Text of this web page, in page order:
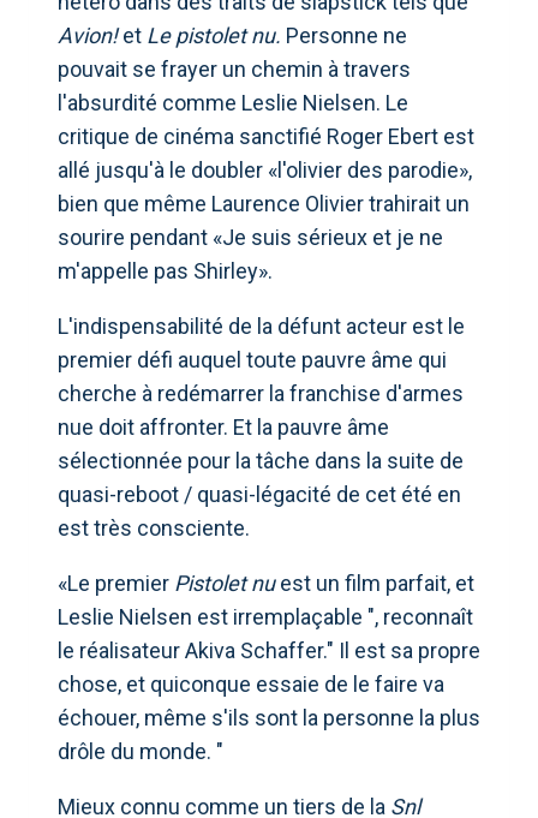
Avion!et Le pistolet nu. Personne ne
pouvait se frayer un chemin à travers
l'absurdité comme Leslie Nielsen. Le
critique de cinéma sanctifié Roger Ebert est
allé jusqu'à le doubler «l'olivier des parodie»,
bien que même Laurence Olivier trahirait un
sourire pendant «Je suis sérieux et je ne
m'appelle pas Shirley».
L'indispensabilité de la défunt acteur est le
premier défi auquel toute pauvre âme qui
cherche à redémarrer la franchise d'armes
nue doit affronter. Et la pauvre âme
sélectionnée pour la tâche dans la suite de
quasi-reboot / quasi-légacité de cet été en
est très consciente.
«Le premier Pistolet nuest un film parfait, et
Leslie Nielsen est irremplaçable ", reconnaît
le réalisateur Akiva Schaffer." Il est sa propre
chose, et quiconque essaie de le faire va
échouer, même s'ils sont la personne la plus
drôle du monde. "
Mieux connu comme un tiers de la Snl